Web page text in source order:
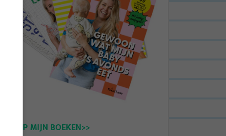
KOOP MIJN BOEKEN>>